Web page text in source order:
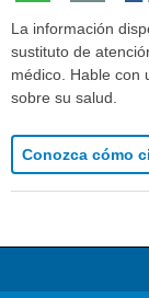
La información
sustituto de
médico. Hable con
sobre su salud.
Conozca cómo